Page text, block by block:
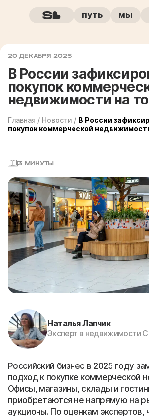
путь мы
20 ДЕКАБРЯ 2025
В России
покупок
недвижимости на
Главная / Новости / В России
покупок коммерческой
3 МИНУТЫ
Наталья Лапчик
Эксперт в недвижимости
Российский бизнес в 2025 году
подход к покупке коммерческой
Офисы, магазины, склады и
приобретаются не напрямую на
аукционы. По оценкам экспертов,